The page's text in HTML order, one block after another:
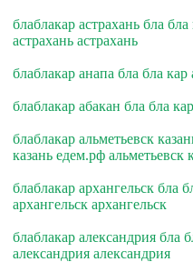
блаблакар астрахань бла
астрахань астрахань
блаблакар анапа бла бла
блаблакар абакан бла бла
блаблакар альметьевск
казань едем.рф альметьевск
блаблакар архангельск бла
архангельск архангельск
блаблакар александрия бла
александрия александрия